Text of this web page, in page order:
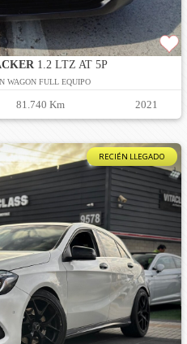
1.2 LTZ AT 5P
WAGON FULL EQUIPO
81.740 Km 2021
RECIÉN LLEGADO